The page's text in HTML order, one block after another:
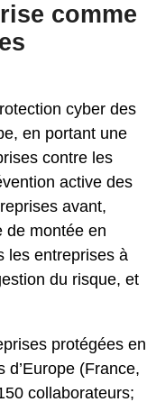
comme
cyber des
en portant une
contre les
active des
avant,
de montée en
les entreprises à
du risque, et
protégées en
(France,
collaborateurs;